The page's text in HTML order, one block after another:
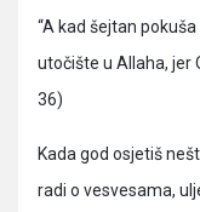
Latest
Articles
“A kad šejtan
utočište u Allaha, jer
36)
Kada god osjetiš
radi o vesvesama,